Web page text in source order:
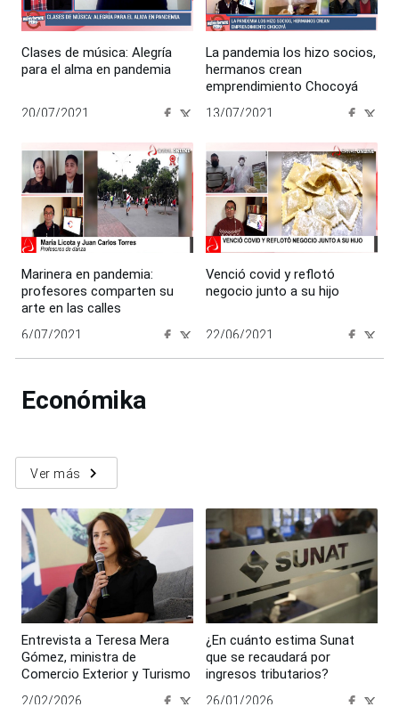
Clases de música: Alegría
para el alma en pandemia
20/07/2021
La pandemia los hizo socios,
hermanos crean
emprendimiento Chocoyá
13/07/2021
Marinera en pandemia:
profesores comparten su
arte en las calles
6/07/2021
Venció covid y reflotó
negocio junto a su hijo
22/06/2021
Económika
navigate_next
Ver más
Entrevista a Teresa Mera
Gómez, ministra de
Comercio Exterior y Turismo
2/02/2026
¿En cuánto estima Sunat
que se recaudará por
ingresos tributarios?
26/01/2026